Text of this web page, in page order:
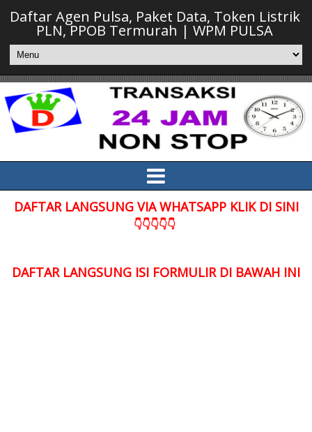
Daftar Agen Pulsa, Paket Data, Token Listrik
PLN, PPOB Termurah | WPM PULSA
DAFTAR LANGSUNG VIA WHATSAPP KLIK DI SINI
👇👇👇👇👇
DAFTAR LANGSUNG ISI FORMULIR DI BAWAH INI